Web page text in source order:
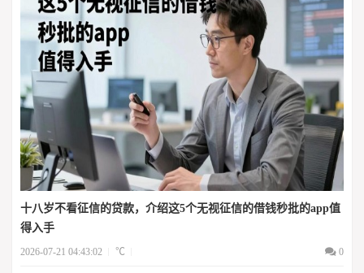
十八岁不看征信的贷款，介绍这5个无视征信的借钱秒批的app值
得入手
2026-07-21 04:43:02 ℃ 0